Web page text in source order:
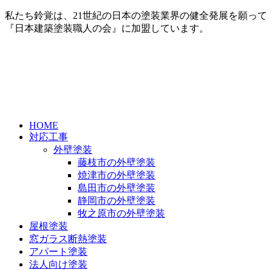
私たち鈴覚は、21世紀の日本の塗装業界の健全発展を願って
『日本建築塗装職人の会』に加盟しています。
HOME
対応工事
外壁塗装
藤枝市の外壁塗装
焼津市の外壁塗装
島田市の外壁塗装
静岡市の外壁塗装
牧之原市の外壁塗装
屋根塗装
窓ガラス断熱塗装
アパート塗装
法人向け塗装